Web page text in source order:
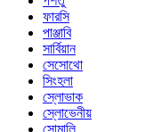
ফারসি
পাঞ্জাবি
সার্বিয়ান
সেসোথো
সিংহলা
স্লোভাক
স্লোভেনীয়
সোমালি